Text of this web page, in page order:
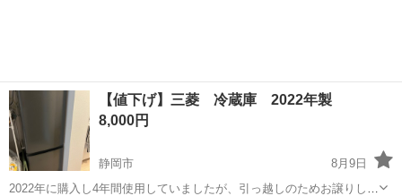
【値下げ】三菱 冷蔵庫 2022年製
8,000円
静岡市
8月9日
2022年に購入し4年間使用していましたが、引っ越しのためお譲りしま